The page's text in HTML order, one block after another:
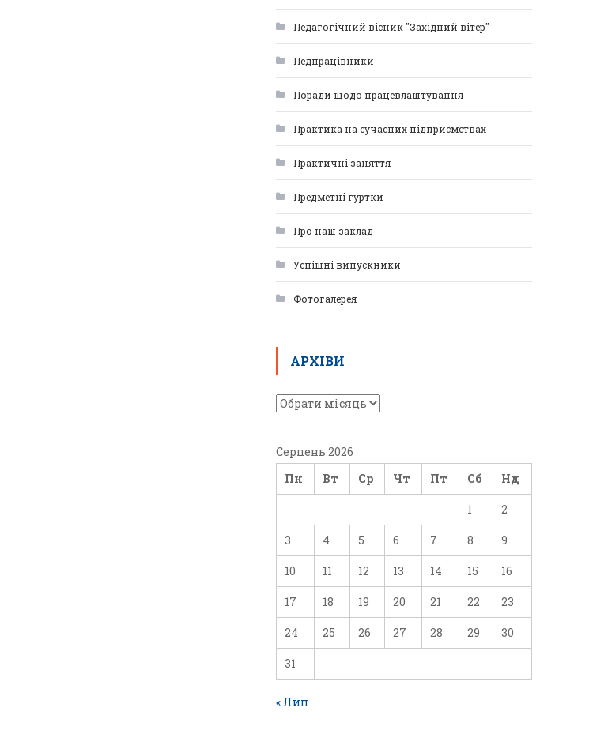
Педагогічний вісник "Західний вітер"
Педпрацівники
Поради щодо працевлаштування
Практика на сучасних підприємствах
Практичні заняття
Предметні гуртки
Про наш заклад
Успішні випускники
Фотогалерея
АРХІВИ
Серпень 2026
Пн
Вт Ср Чт Пт Сб Нд
1 2
3 4 5 6 7 8 9
10 11 12 13 14 15 16
17 18 19 20 21 22 23
24 25 26 27 28 29 30
31
« Лип